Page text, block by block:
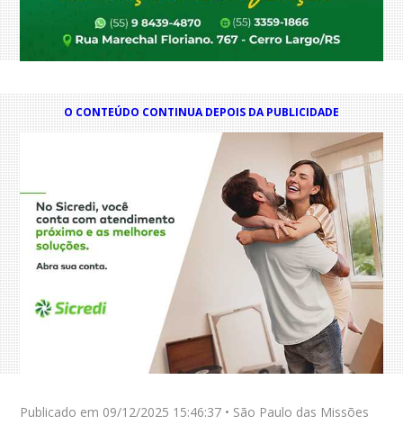
O CONTEÚDO CONTINUA DEPOIS DA PUBLICIDADE
Publicado em 09/12/2025 15:46:37 • São Paulo das Missões